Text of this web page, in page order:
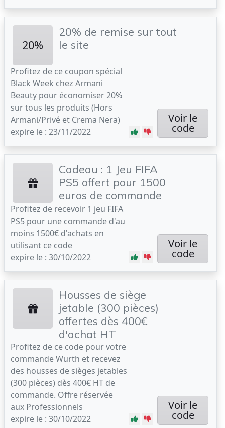
20%
20% de remise sur tout
le site
Profitez de ce coupon spécial
Black Week chez Armani
Beauty pour économiser 20%
sur tous les produits (Hors
Armani/Privé et Crema Nera)
expire le : 23/11/2022
Voir le
code
Cadeau : 1 Jeu FIFA
PS5 offert pour 1500
euros de commande
Profitez de recevoir 1 jeu FIFA
PS5 pour une commande d'au
moins 1500€ d'achats en
utilisant ce code
expire le : 30/10/2022
Voir le
code
Housses de siège
jetable (300 pièces)
offertes dès 400€
d'achat HT
Profitez de ce code pour votre
commande Wurth et recevez
des housses de sièges jetables
(300 pièces) dès 400€ HT de
commande. Offre réservée
aux Professionnels
expire le : 30/10/2022
Voir le
code